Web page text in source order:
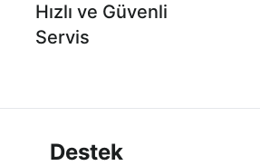
Hızlı ve Güvenli
Servis
Destek